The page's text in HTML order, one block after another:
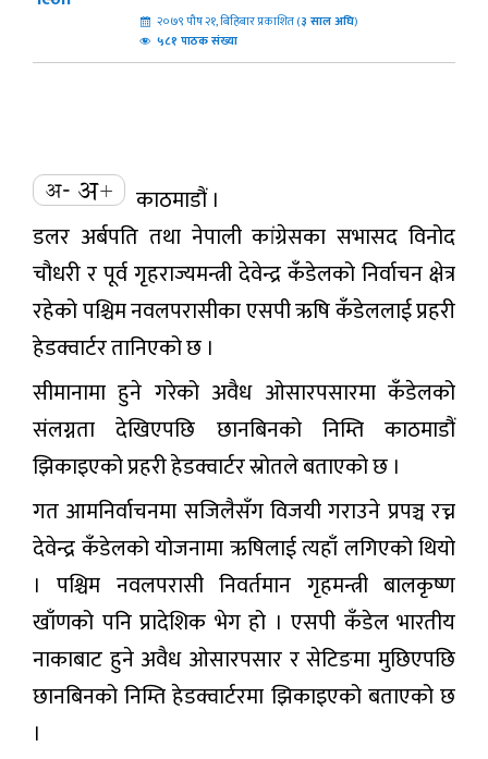
२०७९ पौष २१, बिहिबार प्रकाशित (३ साल अघि)
५८१ पाठक संख्या
काठमाडौं ।
डलर अर्बपति तथा नेपाली कांग्रेसका सभासद विनोद
चौधरी र पूर्व गृहराज्यमन्त्री देवेन्द्र कँडेलको निर्वाचन क्षेत्र
रहेको पश्चिम नवलपरासीका एसपी ऋषि कँडेललाई प्रहरी
हेडक्वार्टर तानिएको छ ।
सीमानामा हुने गरेको अवैध ओसारपसारमा कँडेलको
संलग्नता देखिएपछि छानबिनको निम्ति काठमाडौं
झिकाइएको प्रहरी हेडक्वार्टर स्रोतले बताएको छ ।
गत आमनिर्वाचनमा सजिलैसँग विजयी गराउने प्रपञ्च रच्न
देवेन्द्र कँडेलको योजनामा ऋषिलाई त्यहाँ लगिएको थियो
। पश्चिम नवलपरासी निवर्तमान गृहमन्त्री बालकृष्ण
खाँणको पनि प्रादेशिक भेग हो । एसपी कँडेल भारतीय
नाकाबाट हुने अवैध ओसारपसार र सेटिङमा मुछिएपछि
छानबिनको निम्ति हेडक्वार्टरमा झिकाइएको बताएको छ
।